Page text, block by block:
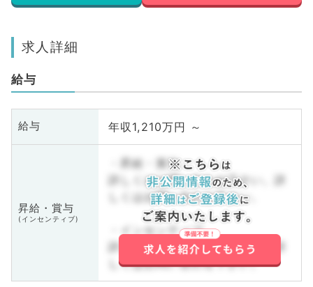
求人詳細
給与
給与 年収1,210万円 ～
昇給・賞与
(インセンティブ)
・昇給・賞与
詳しくはお問い合わせ下さい。詳
しくはお問い合わせ下さい。
・インセンティブ
詳しくはお問い合わせ下さい。詳
しくはお問い合わせ下さい。